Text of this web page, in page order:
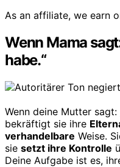
As an affiliate, we earn
Wenn Mama
habe.“
Wenn deine Mutter sagt:
bekräftigt sie ihre
verhandelbare Weise.
sie setzt ihre Kontrolle
Deine Aufgabe ist es,